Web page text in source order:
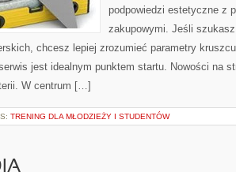
podpowiedzi estetyczne z
zakupowymi. Jeśli
chcesz lepiej zrozumieć parametry
jest idealnym punktem startu. Nowości na
W centrum […]
TRENING DLA MŁODZIEŻY I STUDENTÓW